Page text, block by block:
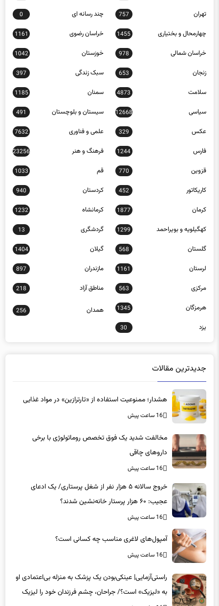
تهران 757 چند رسانه ای 0
چهارمحال و بختیاری 1455 خراسان رضوی 1161
خراسان شمالی 978 خوزستان 1042
زنجان 653 سبک زندگی 397
سلامت 4873 سمنان 1185
سیاسی 12668 سیستان و بلوچستان 491
عکس 329 علمی و فناوری 7632
فارس 1244 فرهنگ و هنر 23256
قزوین 770 قم 1033
کاریکاتور 452 کردستان 940
کرمان 1877 کرمانشاه 1232
کهگیلویه و بویراحمد 1299 گردشگری 13
گلستان 568 گیلان 1404
لرستان 1161 مازندران 897
مرکزی 563 مناطق آزاد 218
هرمزگان 1345 همدان 256
یزد 30
جدیدترین مقالات
هشدار؛ ممنوعیت استفاده از «تارترازین» در مواد غذایی
16 ساعت پیش
مخالفت شدید یک فوق تخصص روماتولوژی با برخی
داروهای چاقی
16 ساعت پیش
خروج سالانه ۵ هزار نفر از شغل پرستاری/ یک ادعای
عجیب: ۶۰ هزار پرستار خانه‌نشین شدند؟
16 ساعت پیش
آمپول‌های لاغری مناسب چه کسانی است؟
16 ساعت پیش
راستی‌آزمایی| عینکی‌بودن یک پزشک به منزله بی‌اعتمادی او
به «لیزیک» است؟/ جراحان، چشم فرزندان خود را لیزیک